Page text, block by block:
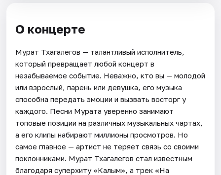
О концерте
Мурат Тхагалегов — талантливый исполнитель,
который превращает любой концерт в
незабываемое событие. Неважно, кто вы — молодой
или взрослый, парень или девушка, его музыка
способна передать эмоции и вызвать восторг у
каждого. Песни Мурата уверенно занимают
топовые позиции на различных музыкальных чартах,
а его клипы набирают миллионы просмотров. Но
самое главное — артист не теряет связь со своими
поклонниками. Мурат Тхагалегов стал известным
благодаря суперхиту «Калым», а трек «На